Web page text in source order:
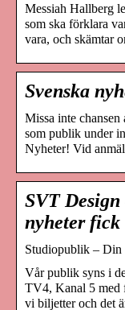
Messiah Hallberg
som ska förklara
vara, och skämtar
Svenska
Missa inte chansen
som publik under
Nyheter! Vid
SVT
nyheter
Studiopublik –
Vår publik syns i
TV4, Kanal 5 med
vi biljetter och det